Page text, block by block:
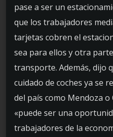
pase a ser un
que los trabajadores
tarjetas cobren el
sea para ellos y otra
transporte. Además, dijo
cuidado de coches ya se
del país como Mendoza o
«puede ser una
trabajadores de la